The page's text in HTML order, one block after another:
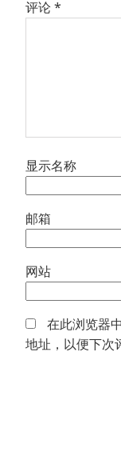
评论*
显示名称
邮箱
网站
在此浏览器
地址，以便下次